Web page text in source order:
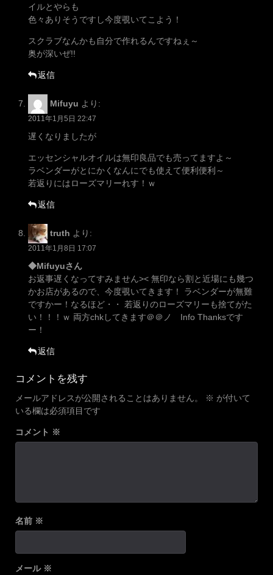
イルとやらも
色々ありそうですし今度覗いてこよう！
スクラブなんかも自分で作れるんですねぇ～
奥が深いぜ!!
返信
Mifuyu より:
2011年1月5日 22:47
遅くなりましたが
エッセンシャルオイルは無印良品でも売ってますよ～
ラベンダーがとにかくなんにでも使えて便利便利～
若返りにはローズマリーれす！ｗ
返信
truth より:
2011年1月8日 17:07
◆Mifuyuさん
お返事遅くなってすみません>< 無印なら割と近場にも幾つ
かお店があるので、今度覗いてきます！ ラベンダーが無難
ですかー！なるほど・・ 若返りのローズマリーも捨てがた
い！！！ｗ 両方chkしてきます＠＠ノ Info Thanksです
ー！
返信
コメントを残す
メールアドレスが公開されることはありません。 ※ が付いて
いる欄は必須項目です
コメント ※
名前 ※
メール ※